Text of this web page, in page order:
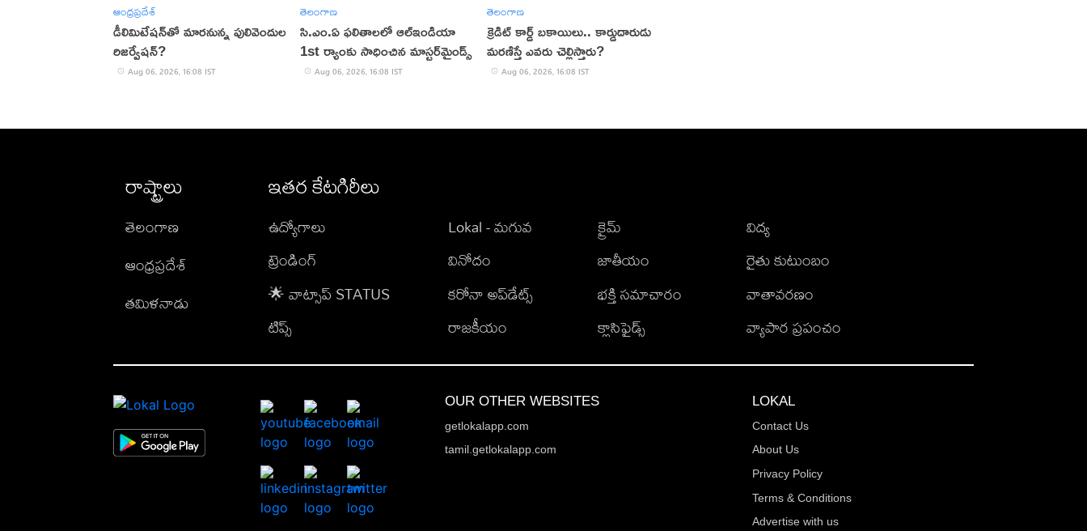
ఆంధ్రప్రదేశ్
డీలిమిటేషన్‌తో మారనున్న పులివెందుల
రిజర్వేషన్?
Aug 06, 2026, 16:08 IST
తెలంగాణ
సి.ఎం.ఏ ఫలితాలలో ఆల్ఇండియా
1st ర్యాంకు సాధించిన మాస్టర్‌మైండ్స్
Aug 06, 2026, 16:08 IST
తెలంగాణ
క్రెడిట్ కార్డ్ బకాయిలు.. కార్డుదారుడు
మరణిస్తే ఎవరు చెల్లిస్తారు?
Aug 06, 2026, 16:08 IST
రాష్ట్రాలు
తెలంగాణ
ఆంధ్రప్రదేశ్
తమిళనాడు
ఇతర కేటగిరీలు
ఉద్యోగాలు
ట్రెండింగ్
🌟 వాట్సాప్ STATUS
టిప్స్
Lokal - మగువ
వినోదం
కరోనా అప్‌డేట్స్
రాజకీయం
క్రైమ్
జాతీయం
భక్తి సమాచారం
క్లాసిఫైడ్స్
విద్య
రైతు కుటుంబం
వాతావరణం
వ్యాపార ప్రపంచం
OUR OTHER WEBSITES
getlokalapp.com
tamil.getlokalapp.com
LOKAL
Contact Us
About Us
Privacy Policy
Terms & Conditions
Advertise with us